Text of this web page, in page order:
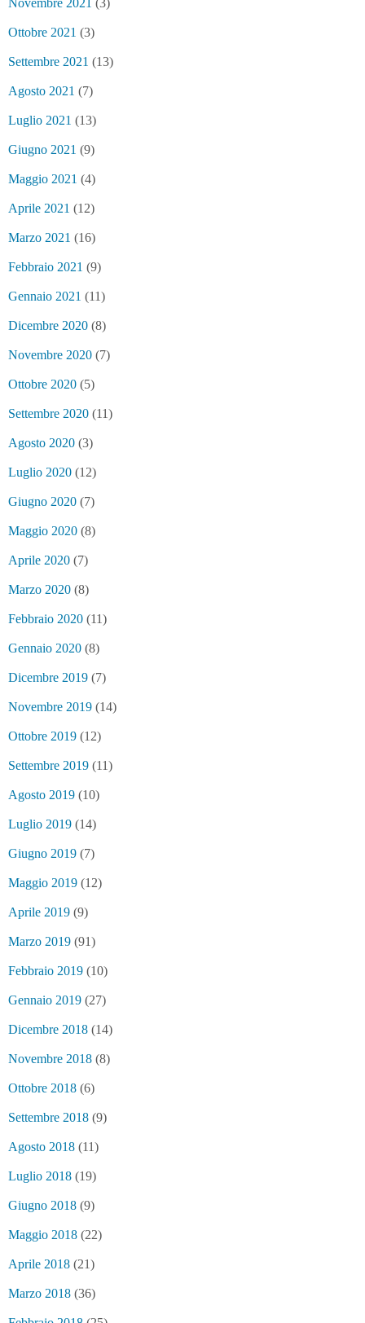
Ottobre 2021 (3)
Settembre 2021 (13)
Agosto 2021 (7)
Luglio 2021 (13)
Giugno 2021 (9)
Maggio 2021 (4)
Aprile 2021 (12)
Marzo 2021 (16)
Febbraio 2021 (9)
Gennaio 2021 (11)
Dicembre 2020 (8)
Novembre 2020 (7)
Ottobre 2020 (5)
Settembre 2020 (11)
Agosto 2020 (3)
Luglio 2020 (12)
Giugno 2020 (7)
Maggio 2020 (8)
Aprile 2020 (7)
Marzo 2020 (8)
Febbraio 2020 (11)
Gennaio 2020 (8)
Dicembre 2019 (7)
Novembre 2019 (14)
Ottobre 2019 (12)
Settembre 2019 (11)
Agosto 2019 (10)
Luglio 2019 (14)
Giugno 2019 (7)
Maggio 2019 (12)
Aprile 2019 (9)
Marzo 2019 (91)
Febbraio 2019 (10)
Gennaio 2019 (27)
Dicembre 2018 (14)
Novembre 2018 (8)
Ottobre 2018 (6)
Settembre 2018 (9)
Agosto 2018 (11)
Luglio 2018 (19)
Giugno 2018 (9)
Maggio 2018 (22)
Aprile 2018 (21)
Marzo 2018 (36)